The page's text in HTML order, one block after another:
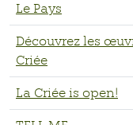
Le Pays
Découvrez les
Criée
La Criée is open!